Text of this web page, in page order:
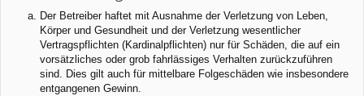
Der Betreiber haftet mit Ausnahme der Verletzung von Leben,
Körper und Gesundheit und der Verletzung wesentlicher
Vertragspflichten (Kardinalpflichten) nur für Schäden, die auf ein
vorsätzliches oder grob fahrlässiges Verhalten zurückzuführen
sind. Dies gilt auch für mittelbare Folgeschäden wie insbesondere
entgangenen Gewinn.